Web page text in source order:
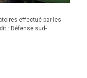
effectué par les
: Défense sud-